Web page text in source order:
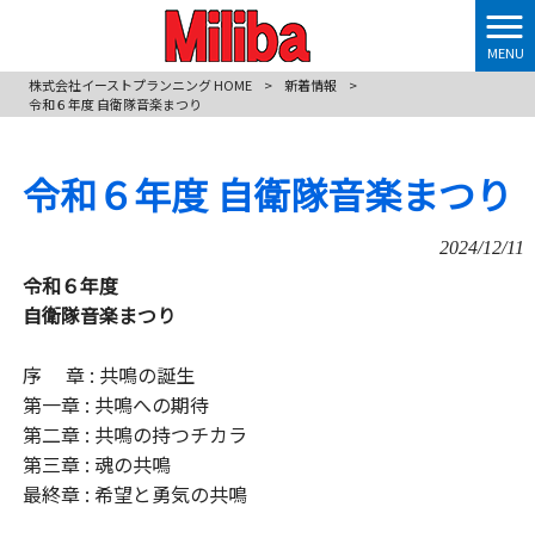
MENU
株式会社イーストプランニング HOME
> 新着情報
>
令和６年度 自衛隊音楽まつり
令和６年度 自衛隊音楽まつり
2024/12/11
令和６年度
自衛隊音楽まつり
序 章 : 共鳴の誕生
第一章 : 共鳴への期待
第二章 : 共鳴の持つチカラ
第三章 : 魂の共鳴
最終章 : 希望と勇気の共鳴